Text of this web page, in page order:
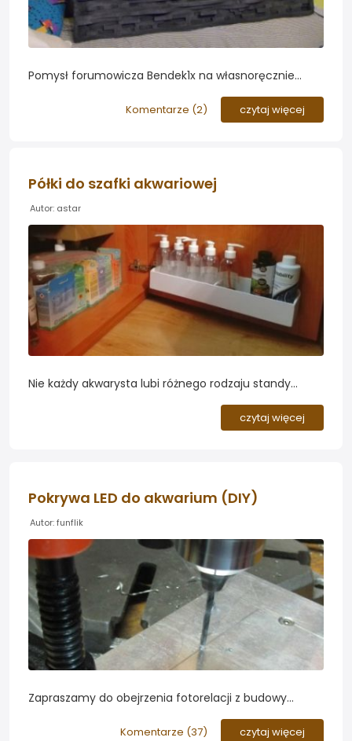
Pomysł forumowicza Bendek1x na własnoręcznie
zabezpieczył on materiał przed utlenianiem...
Komentarze (2) czytaj więcej
Półki do szafki akwariowej
Autor: astar
Nie każdy akwarysta lubi różnego rodzaju standy
zasięgu wzroku - czasem dobrze jest schować sprzęt
w szafce pod akwarium. Szafki akwariowe nie
czytaj więcej
Pokrywa LED do akwarium (DIY)
Autor: funflik
Zapraszamy do obejrzenia fotorelacji z budowy
Funflik przygotował dla Was ponad 70 zdjęć
Komentarze (37) czytaj więcej